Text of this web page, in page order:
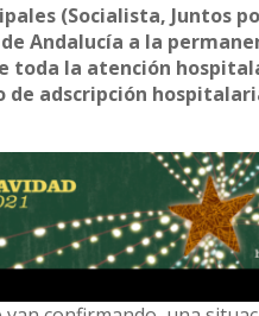
(Socialista, Juntos
Andalucía a la
toda la atención
adscripción